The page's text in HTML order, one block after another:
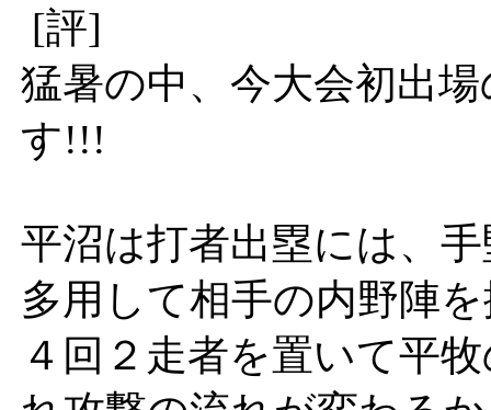
[評]
猛暑の中、今大会初出
す!!!
平沼は打者出塁には、
多用して相手の内野陣
４回２走者を置いて平